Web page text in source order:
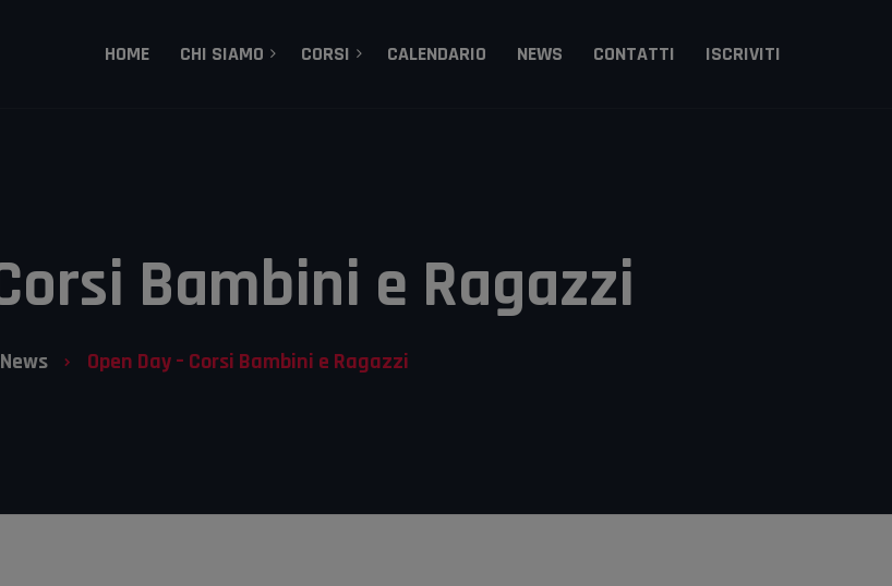
HOME CHI SIAMO CORSI
Aikido
Sambo
CALENDARIO NEWS CONTATTI ISCRIVITI
Bambini e Ragazzi
News Open Day – Corsi Bambini e Ragazzi